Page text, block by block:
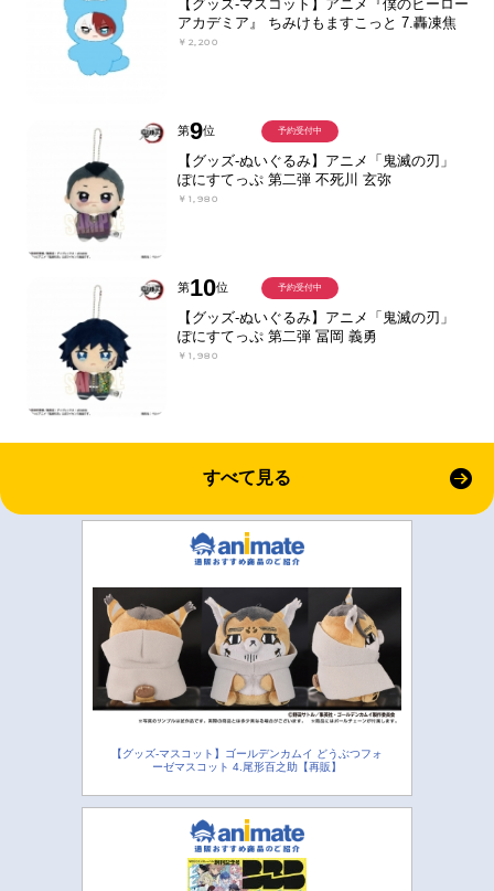
【グッズ-マスコット】アニメ『僕のヒーロー
アカデミア』 ちみけもますこっと 7.轟凍焦
￥2,200
第9位
【グッズ-ぬいぐるみ】アニメ「鬼滅の刃」
ぽにすてっぷ 第二弾 不死川 玄弥
￥1,980
予約受付中
第10位
【グッズ-ぬいぐるみ】アニメ「鬼滅の刃」
ぽにすてっぷ 第二弾 冨岡 義勇
￥1,980
予約受付中
すべて見る
【グッズ-マスコット】ゴールデンカムイ どうぶつフォ
ーゼマスコット 4.尾形百之助【再販】